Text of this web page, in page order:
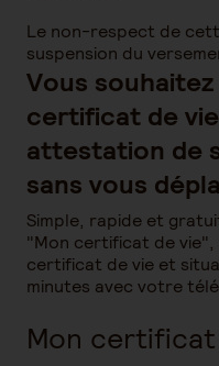
Le non-respect de
suspension du
Vous
certificat de
attestation de
sans vous
Simple, rapide et
"Mon certificat de
certificat de vie et
minutes avec votre
Mon